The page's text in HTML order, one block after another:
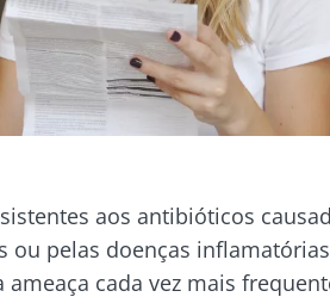
aos antibióticos
ou pelas doenças
ameaça cada vez mais